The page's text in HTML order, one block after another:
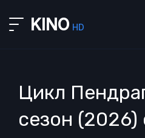
KINO HD
Цикл
сезон (2026)